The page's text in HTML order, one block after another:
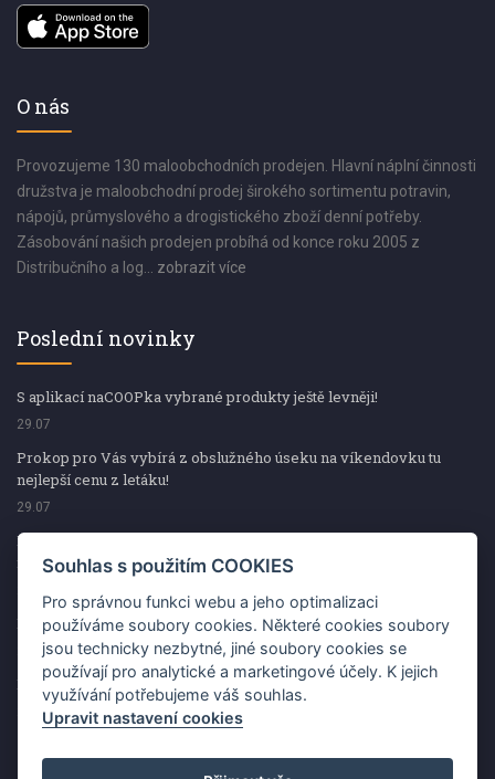
O nás
Provozujeme 130 maloobchodních prodejen. Hlavní náplní činnosti
družstva je maloobchodní prodej širokého sortimentu potravin,
nápojů, průmyslového a drogistického zboží denní potřeby.
Zásobování našich prodejen probíhá od konce roku 2005 z
Distribučního a log... zobrazit více
Poslední novinky
S aplikací naCOOPka vybrané produkty ještě levněji!
29.07
Prokop pro Vás vybírá z obslužného úseku na víkendovku tu
nejlepší cenu z letáku!
29.07
Prokop pro Vás vybírá z obslužného úseku na víkendovku tu
nejlepší cenu z letáku!
Kup špekáčky od Váhaly a vyhraj s naCOOPkou sekerku Fiskars
29.07
Prokop pro Vás vybírá na víkendovku ty nejlepší ceny z letáku!
29.07
Souhlas s použitím COOKIES
Pro správnou funkci webu a jeho optimalizaci
používáme soubory cookies. Některé cookies soubory
jsou technicky nezbytné, jiné soubory cookies se
používají pro analytické a marketingové účely. K jejich
využívání potřebujeme váš souhlas.
Upravit nastavení cookies